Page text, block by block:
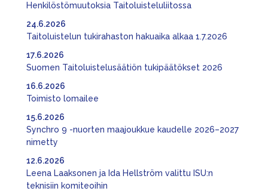
Henkilöstömuutoksia Taitoluisteluliitossa
Taitoluistelun tukirahaston hakuaika alkaa 1.7.2026
24.6.2026
Suomen Taitoluistelusäätiön tukipäätökset 2026
17.6.2026
Toimisto lomailee
16.6.2026
Synchro 9 -nuorten maajoukkue kaudelle 2026–2027
nimetty
15.6.2026
Leena Laaksonen ja Ida Hellström valittu ISU:n
teknisiin komiteoihin
12.6.2026